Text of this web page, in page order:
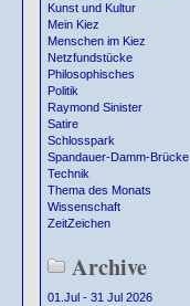
Kunst und Kultur
Mein Kiez
Menschen im Kiez
Netzfundstücke
Philosophisches
Politik
Raymond Sinister
Satire
Schlosspark
Spandauer-Damm-Brücke
Technik
Thema des Monats
Wissenschaft
ZeitZeichen
Archive
01.Jul - 31 Jul 2026